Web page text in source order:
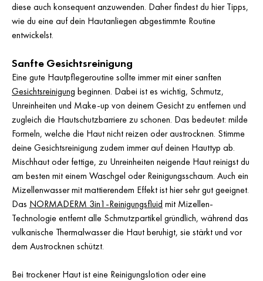
diese auch konsequent anzuwenden. Daher findest du hier Tipps,
wie du eine auf dein Hautanliegen abgestimmte Routine
entwickelst.
Sanfte Gesichtsreinigung
Eine gute Hautpflegeroutine sollte immer mit einer sanften
Gesichtsreinigung beginnen. Dabei ist es wichtig, Schmutz,
Unreinheiten und Make-up von deinem Gesicht zu entfernen und
zugleich die Hautschutzbarriere zu schonen. Das bedeutet: milde
Formeln, welche die Haut nicht reizen oder austrocknen. Stimme
deine Gesichtsreinigung zudem immer auf deinen Hauttyp ab.
Mischhaut oder fettige, zu Unreinheiten neigende Haut reinigst du
am besten mit einem Waschgel oder Reinigungsschaum. Auch ein
Mizellenwasser mit mattierendem Effekt ist hier sehr gut geeignet.
Das NORMADERM 3in1-Reinigungsfluid mit Mizellen-
Technologie entfernt alle Schmutzpartikel gründlich, während das
vulkanische Thermalwasser die Haut beruhigt, sie stärkt und vor
dem Austrocknen schützt.
Bei trockener Haut ist eine Reinigungslotion oder eine